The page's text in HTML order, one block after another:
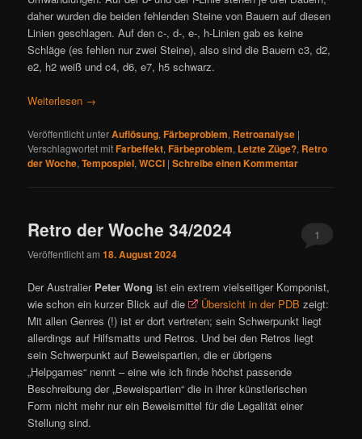
daher wurden die beiden fehlenden Steine von Bauern auf diesen
Linien geschlagen. Auf den c-, d-, e-, h-Linien gab es keine
Schläge (es fehlen nur zwei Steine), also sind die Bauern c3, d2,
e2, h2 weiß und c4, d6, e7, h5 schwarz.
Weiterlesen →
Veröffentlicht unterAuflösung,Färbeproblem, Retroanalyse |
Verschlagwortet mitFarbeffekt,Färbeproblem, Letzte Züge?, Retro
der Woche,Tempospiel,WCCI |Schreibe einen Kommentar
Retro der Woche 34/2024
Veröffentlicht am18. August 2024
1
Der Australier Peter Wong ist ein extrem vielseitiger Komponist,
wie schon ein kurzer Blick auf die
Übersicht in der PDB zeigt:
Mit allen Genres (!) ist er dort vertreten; sein Schwerpunkt liegt
allerdings auf Hilfsmatts und Retros. Und bei den Retros liegt
sein Schwerpunkt auf Beweispartien, die er übrigens
„Helpgames“ nennt – eine wie ich finde höchst passende
Beschreibung der „Beweispartien“ die in ihrer künstlerischen
Form nicht mehr nur ein Beweismittel für die Legalität einer
Stellung sind.